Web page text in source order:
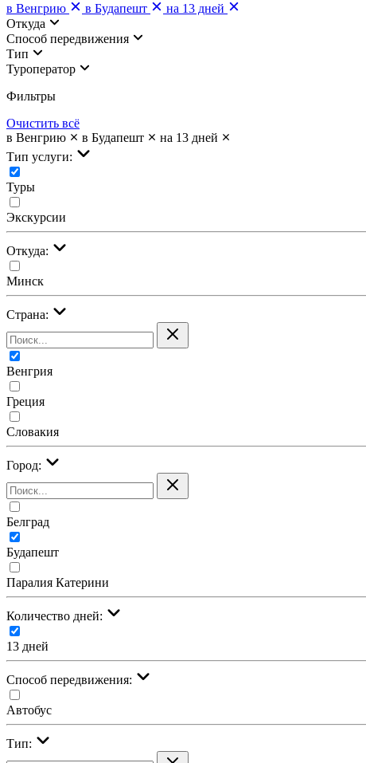
в Венгрию
в Будапешт
на 13 дней
Откуда
Cпособ передвижения
Тип
Туроператор
Фильтры
Очистить всё
в Венгрию
в Будапешт
на 13 дней
Тип услуги:
Туры
Экскурсии
Откуда:
Минск
Страна:
Венгрия
Греция
Словакия
Город:
Белград
Будапешт
Паралия Катерини
Количество дней:
13 дней
Cпособ передвижения:
Автобус
Тип: